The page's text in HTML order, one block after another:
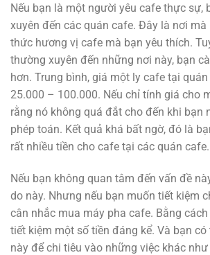
Nếu bạn là một người yêu cafe thực sự,
xuyên đến các quán cafe. Đây là nơi
thức hương vị cafe mà bạn yêu thích.
thường xuyên đến những nơi này, bạn
hơn. Trung bình, giá một ly cafe tại
25.000 – 100.000. Nếu chỉ tính giá cho
rằng nó không quá đắt cho đến khi bạn
phép toán. Kết quả khá bất ngờ, đó là
rất nhiều tiền cho cafe tại các quán cafe.
Nếu bạn không quan tâm đến vấn đề
do này. Nhưng nếu bạn muốn tiết kiệm
cân nhắc mua máy pha cafe. Bằng cách
tiết kiệm một số tiền đáng kể. Và bạn
này để chi tiêu vào những việc khác